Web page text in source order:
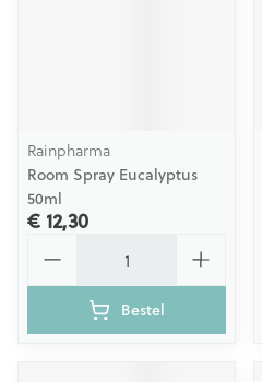
Rainpharma
Room Spray Eucalyptus
50ml
€ 12,30
Bestel